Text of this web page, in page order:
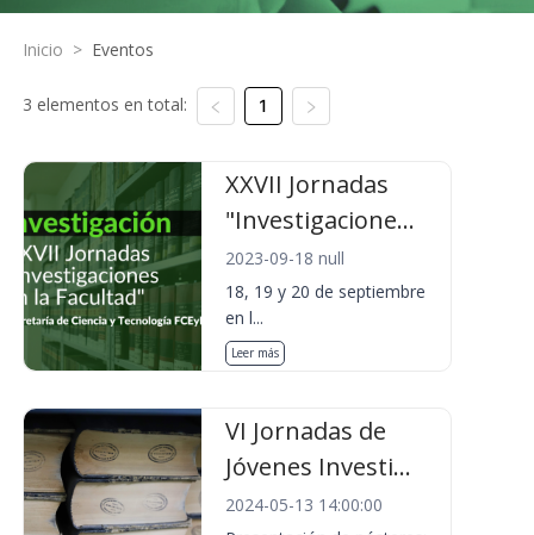
Inicio > Eventos
3 elementos en total: 1
XXVII Jornadas
"Investigacione...
2023-09-18 null
18, 19 y 20 de septiembre
en l...
Leer más
VI Jornadas de
Jóvenes Investi...
2024-05-13 14:00:00